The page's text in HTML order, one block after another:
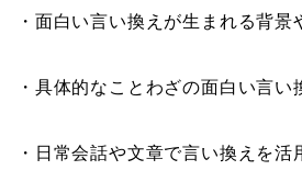
・面白い言い換えが生まれる背景
・具体的なことわざの面白い言い
・日常会話や文章で言い換えを活